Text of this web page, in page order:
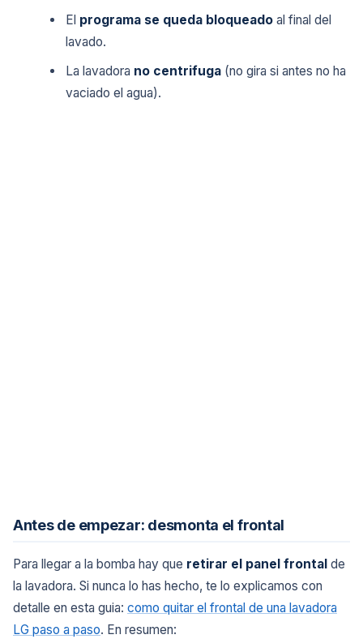
El programa se queda bloqueado al final del
lavado.
La lavadora no centrifuga (no gira si antes no ha
vaciado el agua).
Antes de empezar: desmonta el frontal
Para llegar a la bomba hay que retirar el panel frontal de
la lavadora. Si nunca lo has hecho, te lo explicamos con
detalle en esta guia: como quitar el frontal de una lavadora
LG paso a paso. En resumen: